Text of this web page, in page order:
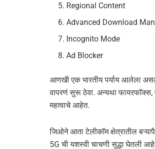
Regional Content
Advanced Download
Incognito Mode
Ad Blocker
आणखी एक भारतीय पर्याय आलेला
वापरणं सुरू ठेवा. अन्यथा फायरफॉक्स,
महत्वाचे आहेत.
जिओने आता टेलीकॉम क्षेत्रातील
5G ची यशस्वी चाचणी सुद्धा घेतली